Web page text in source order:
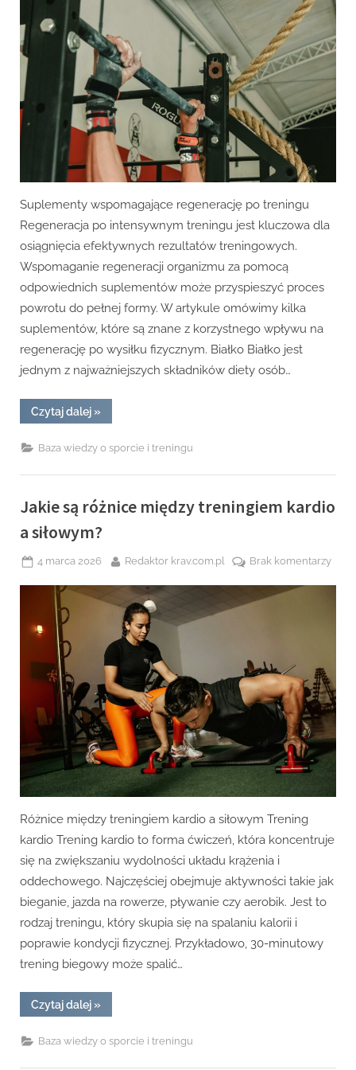
regenerację
po
treningu?
Suplementy wspomagające regenerację po treningu
Regeneracja po intensywnym treningu jest kluczowa dla
osiągnięcia efektywnych rezultatów treningowych.
Wspomaganie regeneracji organizmu za pomocą
odpowiednich suplementów może przyspieszyć proces
powrotu do pełnej formy. W artykule omówimy kilka
suplementów, które są znane z korzystnego wpływu na
regenerację po wysiłku fizycznym. Białko Białko jest
jednym z najważniejszych składników diety osób…
Czytaj dalej“Jakie
suplementy
regenerację
po
»
Baza wiedzy o sporcie i treningu
Jakie są różnice między treningiem kardio
a siłowym?
Posted
4 marca 2026 By
Redaktor krav.com.pl Brak komentarzydo
a
Różnice między treningiem kardio a siłowym Trening
kardio Trening kardio to forma ćwiczeń, która koncentruje
się na zwiększaniu wydolności układu krążenia i
oddechowego. Najczęściej obejmuje aktywności takie jak
bieganie, jazda na rowerze, pływanie czy aerobik. Jest to
rodzaj treningu, który skupia się na spalaniu kalorii i
poprawie kondycji fizycznej. Przykładowo, 30-minutowy
trening biegowy może spalić…
Czytaj dalej“Jakie
są
między
treningiem
»
Baza wiedzy o sporcie i treningu